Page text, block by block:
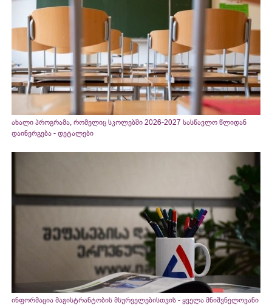
ახალი პროგრამა, რომელიც სკოლებში 2026-2027 სასწავლო წლიდან
დაინერგება - დეტალები
ინფორმაცია მაგისტრანტობის მსურველებისთვის - ყველა მნიშვნელოვანი